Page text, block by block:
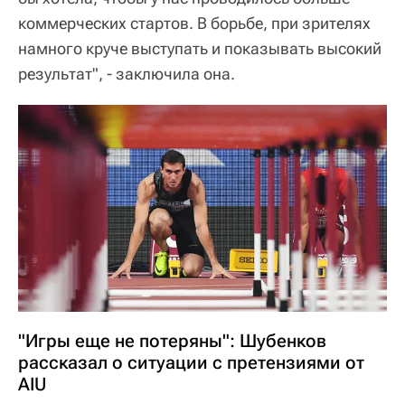
коммерческих стартов. В борьбе, при зрителях
намного круче выступать и показывать высокий
результат", - заключила она.
"Игры еще не потеряны": Шубенков
рассказал о ситуации с претензиями от
AIU